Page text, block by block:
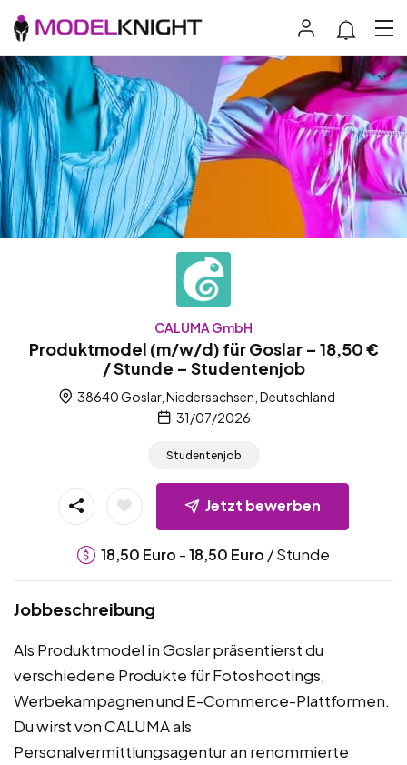
CALUMA GmbH
Produktmodel (m/w/d) für Goslar – 18,50 €
/ Stunde – Studentenjob
38640 Goslar, Niedersachsen, Deutschland
31/07/2026
Studentenjob
Jetzt bewerben
18,50 Euro -18,50 Euro / Stunde
Jobbeschreibung
Als Produktmodel in Goslar präsentierst du
verschiedene Produkte für Fotoshootings,
Werbekampagnen und E-Commerce-Plattformen.
Du wirst von CALUMA als
Personalvermittlungsagentur an renommierte